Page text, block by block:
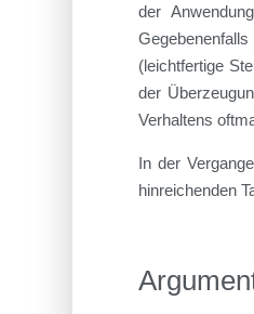
der
(leichtfertige
der
Verhaltens
In der
hinreichenden